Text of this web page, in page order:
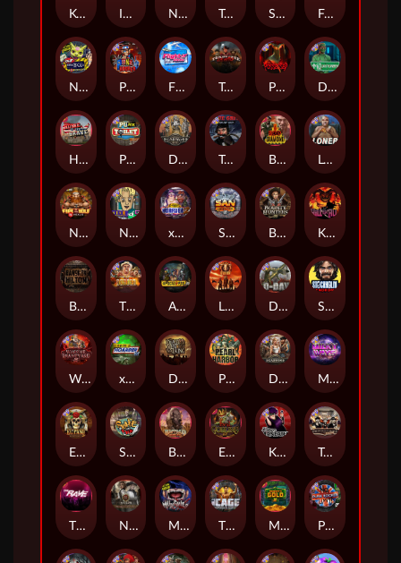
Nexus Blood & Shadow
Kill Em All
Blood Diamond
Nexus Fire In The Hole xBomb
Dead Men Walking
Tsar Wars
Home of the Brave
Tombstone Slaughter
Munchies
Skate or Die
Stockholm Syndrome
Apocalypse Super xNudge
Punk Rocker 2
Deadwood R.I.P
Bangkok Hilton
Nexus Outsourced
Nexus Tombstone RIP
Loner
Kenneth Must Die
Tombstone No Mercy
Folsom Prison
The Cage
xWays Hoarder 2
Nine To Five Bounty Hunters xNudge®
El Pasa Gunfight xNudge
Warrior Graveyard xNudge
Monkey's Gold xPays
Flight Mode
Little Bighorn
Evil Goblins xBomb
San Quentin xWays
Serial
Punk Toilet
Possessed
Deadwood xNudge
Disturbed
Buffalo Hunter
Punk Rocker
Milky Ways
Pearl Harbor
Infectious 5 xWays
True Grit Redemption
xWays Hoarder xSplit
Karen Maneater
D Day
The Border
The Rave